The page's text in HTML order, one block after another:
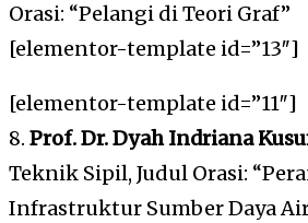
Orasi: “Pelangi di Teori Graf”
[elementor-template id=”13″]
[elementor-template id=”11″]
8. Prof. Dr. Dyah Indriana
Teknik Sipil, Judul Orasi:
Infrastruktur Sumber Daya